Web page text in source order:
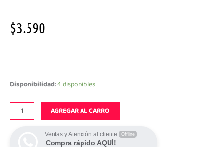
$3.590
Disponibilidad:4 disponibles
AGREGAR AL CARRO
Ventas y Atención al cliente Offline
Compra rápido AQUÍ!